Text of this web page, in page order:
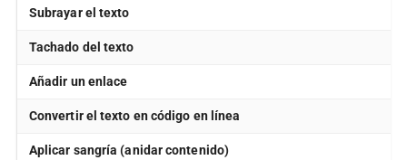
Subrayar el texto
Tachado del texto
Añadir un enlace
Convertir el texto en código en línea
Aplicar sangría (anidar contenido)